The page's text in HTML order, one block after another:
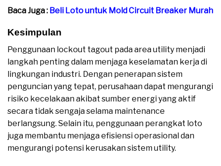
Baca Juga : Beli Loto untuk Mold Circuit Breaker Murah
Kesimpulan
Penggunaan lockout tagout pada area utility menjadi
langkah penting dalam menjaga keselamatan kerja di
lingkungan industri. Dengan penerapan sistem
penguncian yang tepat, perusahaan dapat mengurangi
risiko kecelakaan akibat sumber energi yang aktif
secara tidak sengaja selama maintenance
berlangsung. Selain itu, penggunaan perangkat loto
juga membantu menjaga efisiensi operasional dan
mengurangi potensi kerusakan sistem utility.